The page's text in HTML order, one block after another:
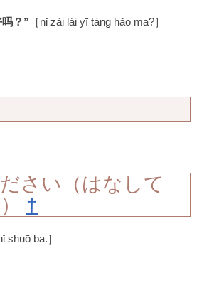
？” ［nǐ zài lái yī tàng hǎo ma?］
さい（はなして
†
shuō ba.］